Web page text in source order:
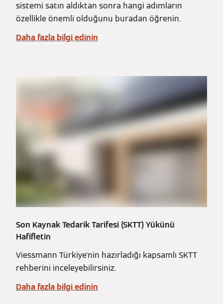
sistemi satın aldıktan sonra hangi adımların
özellikle önemli olduğunu buradan öğrenin.
Daha fazla bilgi edinin
Son Kaynak Tedarik Tarifesi (SKTT) Yükünü
Hafifletin
Viessmann Türkiye'nin hazırladığı kapsamlı SKTT
rehberini inceleyebilirsiniz.
Daha fazla bilgi edinin